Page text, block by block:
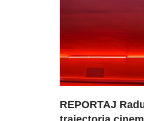
REPORTAJ